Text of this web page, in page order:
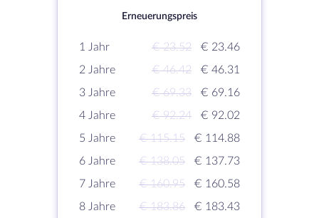
Erneuerungspreis
1 Jahr € 23.52
€ 23.46
2 Jahre
€ 46.42
€ 46.31
3 Jahre
€ 69.33
€ 69.16
4 Jahre
€ 92.24
€ 92.02
5 Jahre
€ 115.15
€ 114.88
6 Jahre
€ 138.05
€ 137.73
7 Jahre
€ 160.95
€ 160.58
8 Jahre
€ 183.86
€ 183.43